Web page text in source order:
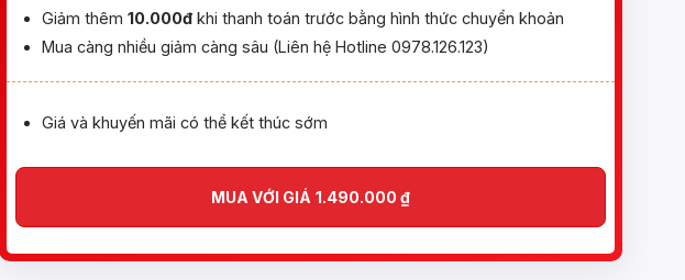
Giảm thêm 10.000đ khi thanh toán trước bằng hình thức chuyển khoản
Mua càng nhiều giảm càng sâu (Liên hệ Hotline 0978.126.123)
Giá và khuyến mãi có thể kết thúc sớm
MUA VỚI GIÁ 1.490.000 ₫